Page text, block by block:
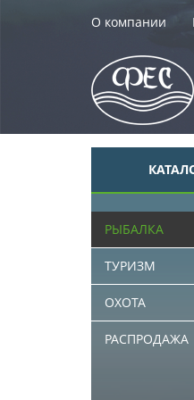
О компании
РЫБАЛКА
ТУРИЗМ
ОХОТА
РАСПРОДАЖА